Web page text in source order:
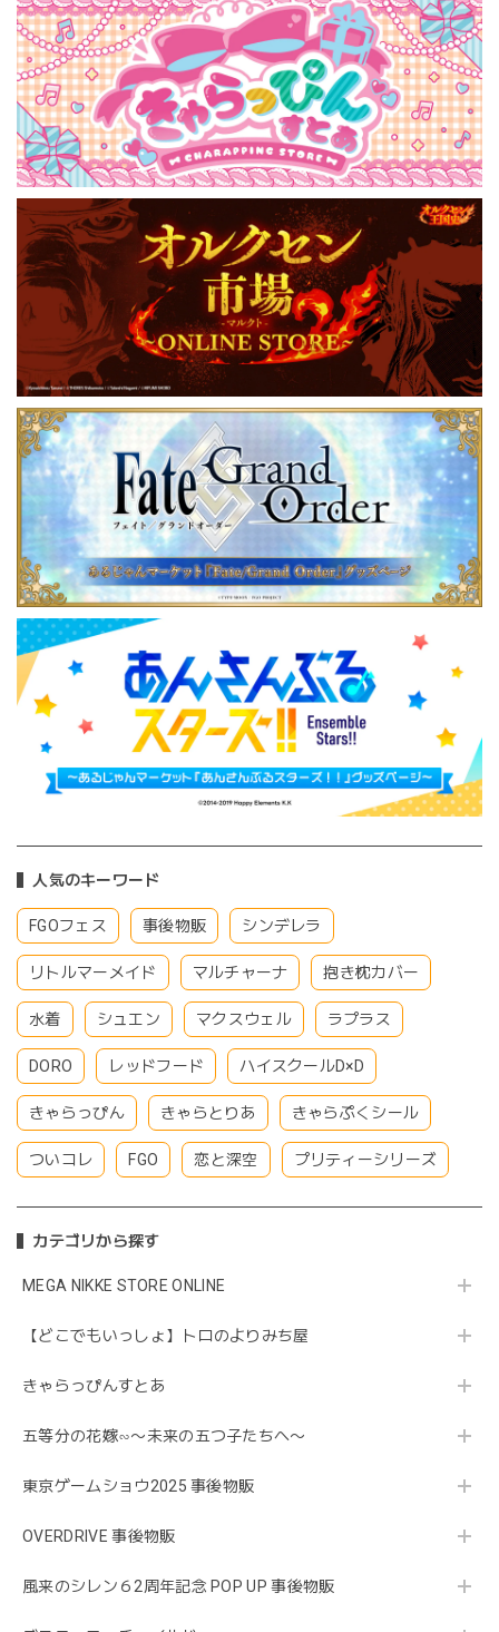
人気のキーワード
FGOフェス 事後物販 シンデレラ
リトルマーメイド マルチャーナ 抱き枕カバー
水着 シュエン マクスウェル ラプラス
DORO レッドフード ハイスクールD×D
きゃらっぴん きゃらとりあ きゃらぷくシール
ついコレ FGO 恋と深空 プリティーシリーズ
カテゴリから探す
MEGA NIKKE STORE ONLINE
【どこでもいっしょ】トロのよりみち屋
きゃらっぴんすとあ
五等分の花嫁∽〜未来の五つ子たちへ〜
東京ゲームショウ2025 事後物販
OVERDRIVE 事後物販
風来のシレン６2周年記念 POP UP 事後物販